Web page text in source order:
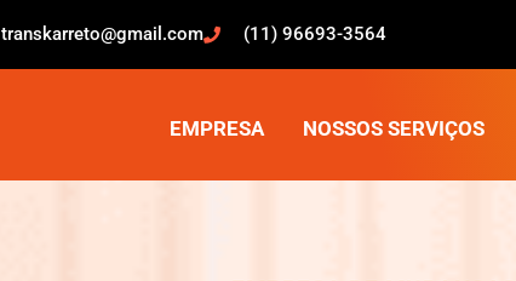
transkarreto@gmail.com (11) 96693-3564
EMPRESA NOSSOS SERVIÇOS